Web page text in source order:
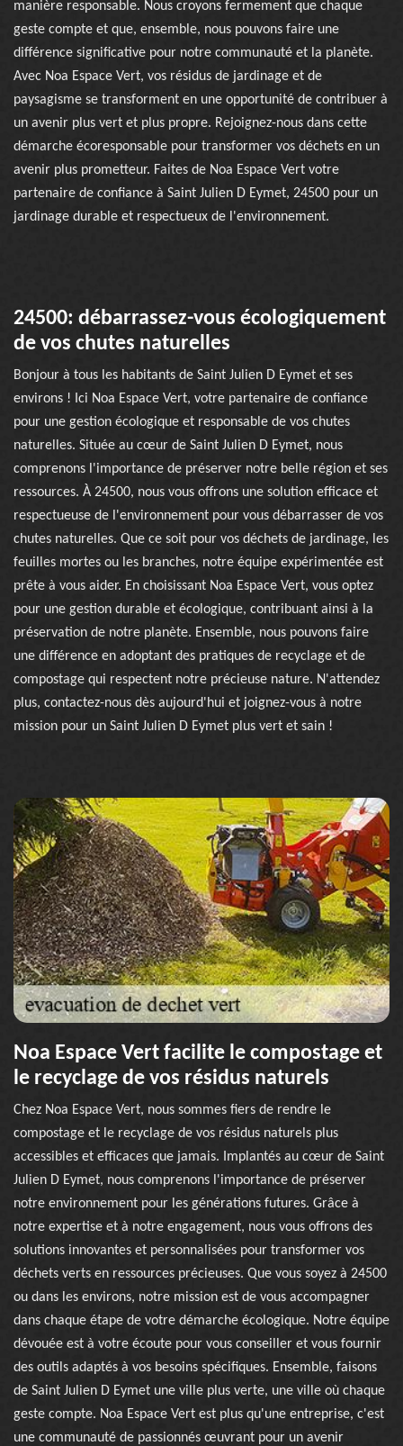
manière responsable. Nous croyons fermement que chaque
geste compte et que, ensemble, nous pouvons faire une
différence significative pour notre communauté et la planète.
Avec Noa Espace Vert, vos résidus de jardinage et de
paysagisme se transforment en une opportunité de contribuer à
un avenir plus vert et plus propre. Rejoignez-nous dans cette
démarche écoresponsable pour transformer vos déchets en un
avenir plus prometteur. Faites de Noa Espace Vert votre
partenaire de confiance à Saint Julien D Eymet, 24500 pour un
jardinage durable et respectueux de l'environnement.
24500: débarrassez-vous écologiquement
de vos chutes naturelles
Bonjour à tous les habitants de Saint Julien D Eymet et ses
environs ! Ici Noa Espace Vert, votre partenaire de confiance
pour une gestion écologique et responsable de vos chutes
naturelles. Située au cœur de Saint Julien D Eymet, nous
comprenons l'importance de préserver notre belle région et ses
ressources. À 24500, nous vous offrons une solution efficace et
respectueuse de l'environnement pour vous débarrasser de vos
chutes naturelles. Que ce soit pour vos déchets de jardinage, les
feuilles mortes ou les branches, notre équipe expérimentée est
prête à vous aider. En choisissant Noa Espace Vert, vous optez
pour une gestion durable et écologique, contribuant ainsi à la
préservation de notre planète. Ensemble, nous pouvons faire
une différence en adoptant des pratiques de recyclage et de
compostage qui respectent notre précieuse nature. N'attendez
plus, contactez-nous dès aujourd'hui et joignez-vous à notre
mission pour un Saint Julien D Eymet plus vert et sain !
Noa Espace Vert facilite le compostage et
le recyclage de vos résidus naturels
Chez Noa Espace Vert, nous sommes fiers de rendre le
compostage et le recyclage de vos résidus naturels plus
accessibles et efficaces que jamais. Implantés au cœur de Saint
Julien D Eymet, nous comprenons l'importance de préserver
notre environnement pour les générations futures. Grâce à
notre expertise et à notre engagement, nous vous offrons des
solutions innovantes et personnalisées pour transformer vos
déchets verts en ressources précieuses. Que vous soyez à 24500
ou dans les environs, notre mission est de vous accompagner
dans chaque étape de votre démarche écologique. Notre équipe
dévouée est à votre écoute pour vous conseiller et vous fournir
des outils adaptés à vos besoins spécifiques. Ensemble, faisons
de Saint Julien D Eymet une ville plus verte, une ville où chaque
geste compte. Noa Espace Vert est plus qu'une entreprise, c'est
une communauté de passionnés œuvrant pour un avenir